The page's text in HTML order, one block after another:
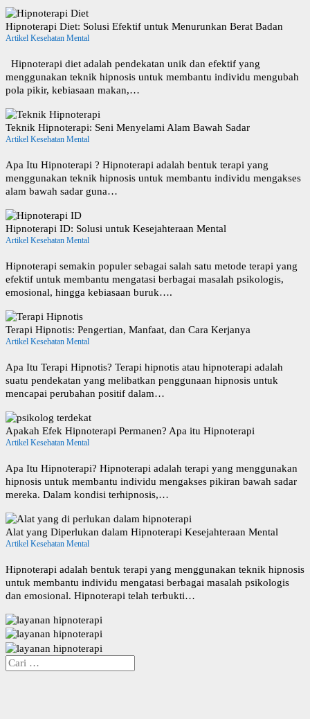
Hipnoterapi Diet: Solusi Efektif untuk Menurunkan Berat Badan
Artikel Kesehatan Mental
Hipnoterapi diet adalah pendekatan unik dan efektif yang
menggunakan teknik hipnosis untuk membantu individu mengubah
pola pikir, kebiasaan makan,…
Teknik Hipnoterapi: Seni Menyelami Alam Bawah Sadar
Artikel Kesehatan Mental
Apa Itu Hipnoterapi ? Hipnoterapi adalah bentuk terapi yang
menggunakan teknik hipnosis untuk membantu individu mengakses
alam bawah sadar guna…
Hipnoterapi ID: Solusi untuk Kesejahteraan Mental
Artikel Kesehatan Mental
Hipnoterapi semakin populer sebagai salah satu metode terapi yang
efektif untuk membantu mengatasi berbagai masalah psikologis,
emosional, hingga kebiasaan buruk….
Terapi Hipnotis: Pengertian, Manfaat, dan Cara Kerjanya
Artikel Kesehatan Mental
Apa Itu Terapi Hipnotis? Terapi hipnotis atau hipnoterapi adalah
suatu pendekatan yang melibatkan penggunaan hipnosis untuk
mencapai perubahan positif dalam…
Apakah Efek Hipnoterapi Permanen? Apa itu Hipnoterapi
Artikel Kesehatan Mental
Apa Itu Hipnoterapi? Hipnoterapi adalah terapi yang menggunakan
hipnosis untuk membantu individu mengakses pikiran bawah sadar
mereka. Dalam kondisi terhipnosis,…
Alat yang Diperlukan dalam Hipnoterapi Kesejahteraan Mental
Artikel Kesehatan Mental
Hipnoterapi adalah bentuk terapi yang menggunakan teknik hipnosis
untuk membantu individu mengatasi berbagai masalah psikologis
dan emosional. Hipnoterapi telah terbukti…
C
a